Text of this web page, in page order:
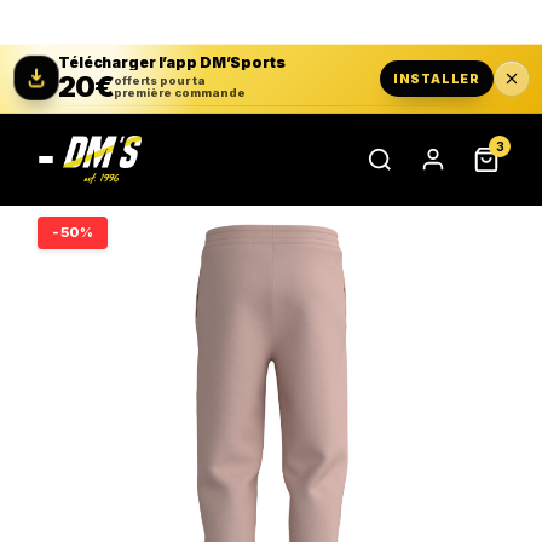
Télécharger l’app DM’Sports
20€offerts pour ta
première commande
INSTALLER
3
-50%